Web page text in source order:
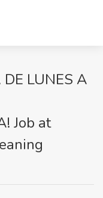
DE LUNES A
Job at